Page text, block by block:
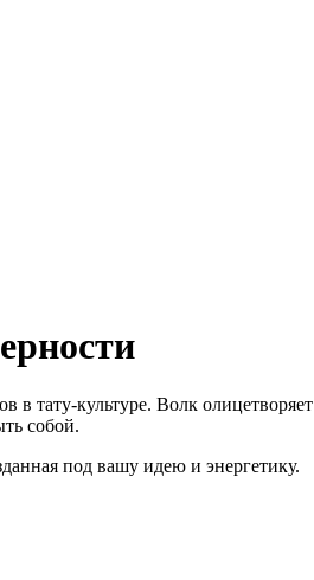
тату-культуре. Волк олицетворяет
собой.
под вашу идею и энергетику.